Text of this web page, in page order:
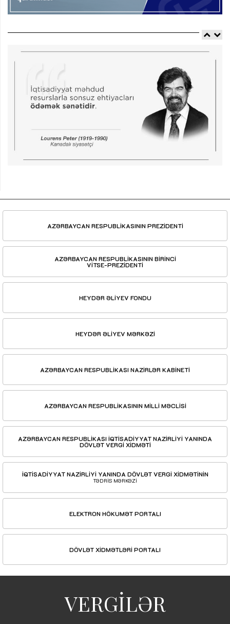
AZƏRBAYCAN RESPUBLİKASININ PREZİDENTİ
AZƏRBAYCAN RESPUBLİKASININ BİRİNCİ
VİTSE-PREZİDENTİ
HEYDƏR ƏLİYEV FONDU
HEYDƏR ƏLİYEV MƏRKƏZİ
AZƏRBAYCAN RESPUBLİKASI NAZİRLƏR KABİNETİ
AZƏRBAYCAN RESPUBLİKASININ MİLLİ MƏCLİSİ
AZƏRBAYCAN RESPUBLİKASI İQTİSADİYYAT NAZİRLİYİ YANINDA
DÖVLƏT VERGİ XİDMƏTİ
İQTİSADİYYAT NAZİRLİYİ YANINDA DÖVLƏT VERGİ XİDMƏTİNİN
TƏDRİS MƏRKƏZİ
ELEKTRON HÖKUMƏT PORTALI
DÖVLƏT XİDMƏTLƏRİ PORTALI
VERGİLƏR